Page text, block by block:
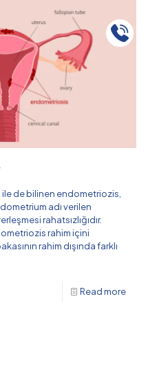
de bilinen endometriozis,
adı verilen
rahatsızlığıdır.
rahim içini
rahim dışında farklı
Read more